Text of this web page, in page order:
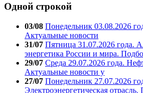
Одной строкой
03/08 Понедельник 03.08.2026
Актуальные новости
31/07 Пятница 31.07.2026 года.
энергетика России и мира.
29/07 Среда 29.07.2026 года.
Актуальные новости у
27/07 Понедельник 27.07.2026
Электроэнергетическая